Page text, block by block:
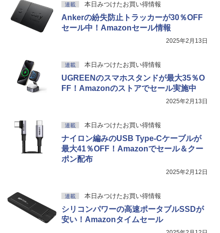
連載 本日みつけたお買い得情報
Ankerの紛失防止トラッカーが30％OFF
セール中！Amazonセール情報
2025年2月13日
連載 本日みつけたお買い得情報
UGREENのスマホスタンドが最大35％O
FF！Amazonのストアでセール実施中
2025年2月13日
連載 本日みつけたお買い得情報
ナイロン編みのUSB Type-Cケーブルが
最大41％OFF！Amazonでセール＆クー
ポン配布
2025年2月12日
連載 本日みつけたお買い得情報
シリコンパワーの高速ポータブルSSDが
安い！Amazonタイムセール